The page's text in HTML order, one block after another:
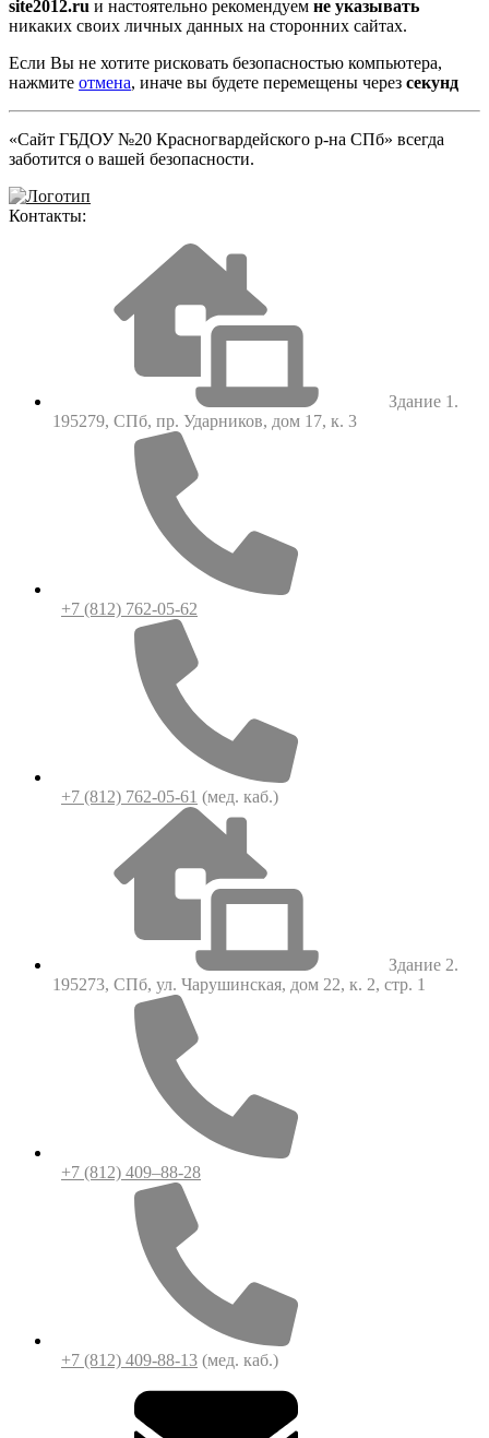
site2012.ru и настоятельно рекомендуем не указывать
никаких своих личных данных на сторонних сайтах.
Если Вы не хотите рисковать безопасностью компьютера,
нажмите отмена, иначе вы будете перемещены через секунд
«Сайт ГБДОУ №20 Красногвардейского р-на СПб» всегда
заботится о вашей безопасности.
Контакты:
Здание 1.
195279, СПб, пр. Ударников, дом 17, к. 3
+7 (812) 762-05-62
+7 (812) 762-05-61 (мед. каб.)
Здание 2.
195273, СПб, ул. Чарушинская, дом 22, к. 2, стр. 1
+7 (812) 409–88-28
+7 (812) 409-88-13 (мед. каб.)